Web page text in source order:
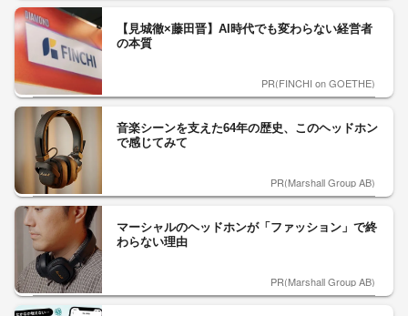
【見城徹×藤田晋】AI時代でも変わらない経営者
の本質
PR(FINCHI on GOETHE)
音楽シーンを支えた64年の歴史、このヘッドホン
で感じてみて
PR(Marshall Group AB)
マーシャルのヘッドホンが「ファッション」で終
わらない理由
PR(Marshall Group AB)